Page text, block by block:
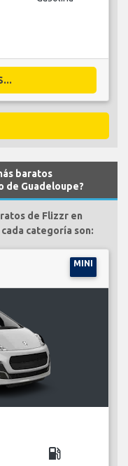
baratos
de Guadeloupe?
de Flizzr en
categoría son:
MINI
local_gas_station